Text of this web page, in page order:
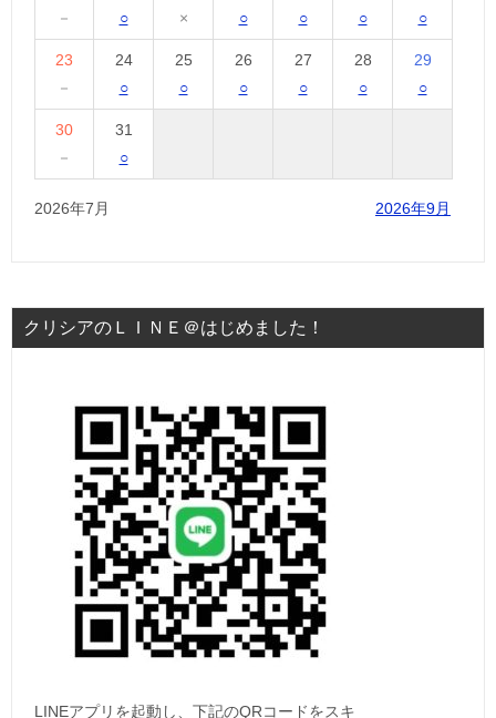
－
○
×
○
○
○
○
23
－
24
○
25
○
26
○
27
○
28
○
29
○
30
－
31
○
2026年7月 2026年9月
クリシアのＬＩＮＥ＠はじめました！
LINEアプリを起動し、下記のQRコードをスキ